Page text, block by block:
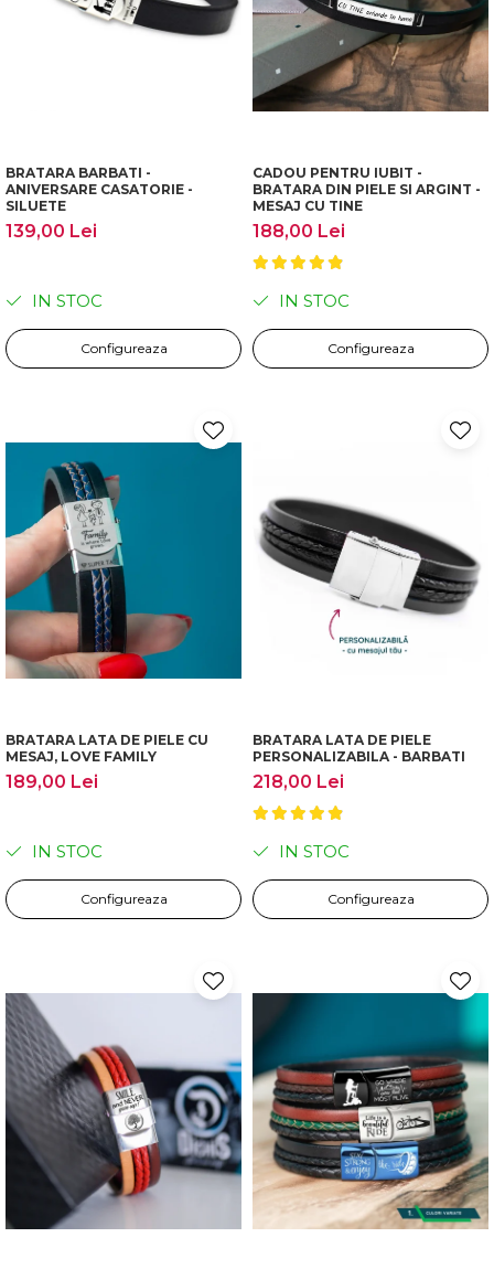
BRATARA BARBATI -
ANIVERSARE CASATORIE -
SILUETE
139,00 Lei
IN STOC
Configureaza
CADOU PENTRU IUBIT -
BRATARA DIN PIELE SI ARGINT -
MESAJ CU TINE
188,00 Lei
IN STOC
Configureaza
BRATARA LATA DE PIELE CU
MESAJ, LOVE FAMILY
189,00 Lei
IN STOC
Configureaza
BRATARA LATA DE PIELE
PERSONALIZABILA - BARBATI
218,00 Lei
IN STOC
Configureaza